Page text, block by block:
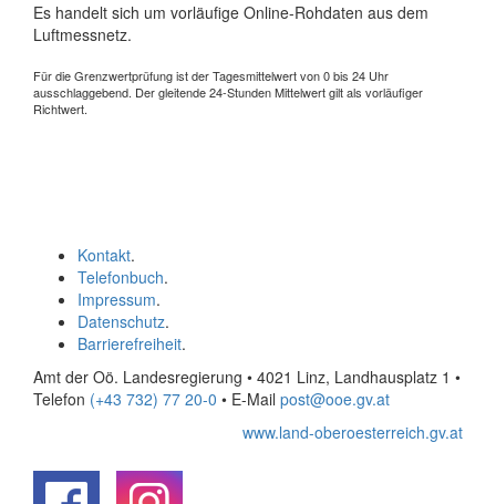
Es handelt sich um vorläufige Online-Rohdaten aus dem
Luftmessnetz.
Für die Grenzwertprüfung ist der Tagesmittelwert von 0 bis 24 Uhr
ausschlaggebend. Der gleitende 24-Stunden Mittelwert gilt als vorläufiger
Richtwert.
Kontakt.
Telefonbuch.
Impressum.
Datenschutz.
Barrierefreiheit.
Amt der Oö. Landesregierung • 4021 Linz, Landhausplatz 1 •
Telefon (+43 732) 77 20-0 • E-Mail post@ooe.gv.at
www.land-oberoesterreich.gv.at